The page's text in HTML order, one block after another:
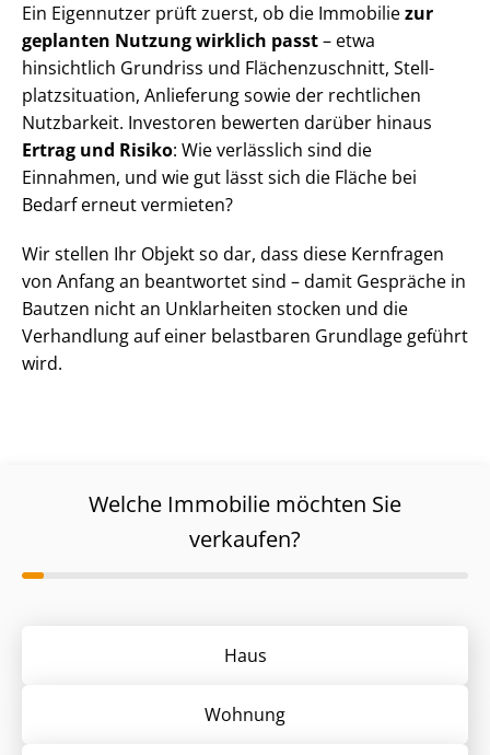
Ein Eigennutzer prüft zuerst, ob die Immobiliezur
geplanten Nutzung wirklich passt– etwa
hinsichtlich Grundriss und Flä­chen­zu­schnitt, Stell­
platz­si­tua­ti­on, Anlieferung sowie der rechtlichen
Nutzbarkeit. Investoren bewerten darüber hinaus
Ertrag und Risiko: Wie verlässlich sind die
Einnahmen, und wie gut lässt sich die Fläche bei
Bedarf erneut vermieten?
Wir stellen Ihr Objekt so dar, dass diese Kernfragen
von Anfang an beantwortet sind – damit Gespräche in
Bautzen nicht an Unklarheiten stocken und die
Verhandlung auf einer belastbaren Grundlage geführt
wird.
Welche Immobilie möchten Sie
verkaufen?
Haus
Wohnung